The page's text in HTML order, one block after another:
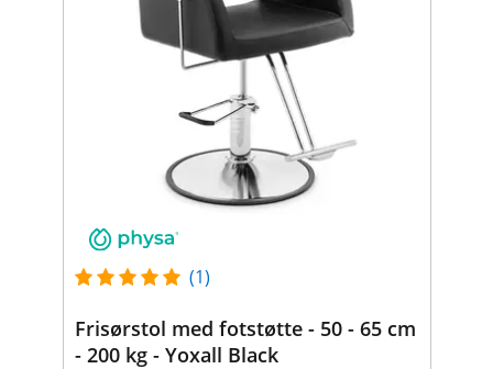
(1)
Frisørstol med fotstøtte - 50 - 65 cm
- 200 kg - Yoxall Black